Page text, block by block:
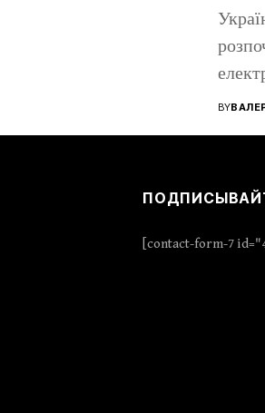
для...
BY
[contact-form-7